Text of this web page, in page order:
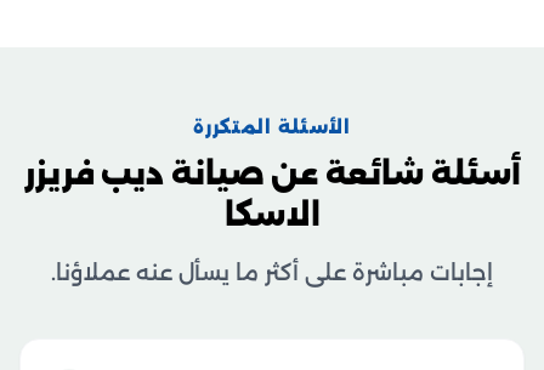
الأسئلة المتكررة
أسئلة شائعة عن صيانة ديب فريزر
الاسكا
إجابات مباشرة على أكثر ما يسأل عنه عملاؤنا.